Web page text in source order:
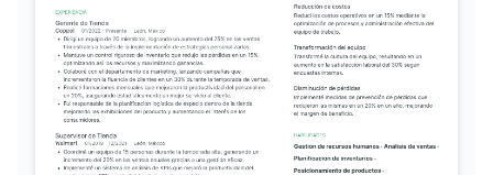
Estoy comprometido con el
entendimiento de cómo la
innovación puede transformar
Tendencias de Consumo
actuales y cómo afectan la
estrategia comercial y de
marketing de las empresas.